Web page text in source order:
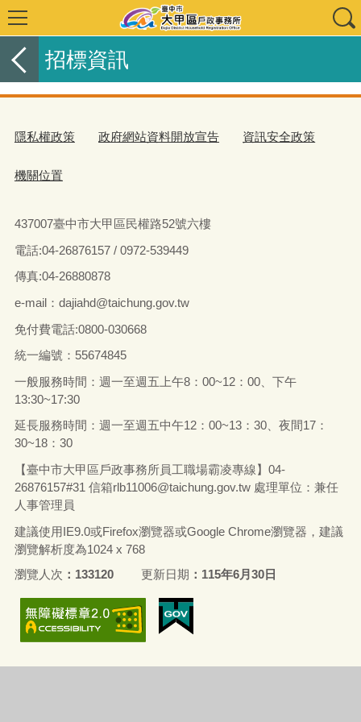
招標資訊
隱私權政策 政府網站資料開放宣告 資訊安全政策
機關位置
437007臺中市大甲區民權路52號六樓
電話:04-26876157 / 0972-539449
傳真:04-26880878
e-mail：dajiahd@taichung.gov.tw
免付費電話:0800-030668
統一編號：55674845
一般服務時間：週一至週五上午8：00~12：00、下午
13:30~17:30
延長服務時間：週一至週五中午12：00~13：30、夜間17：
30~18：30
【臺中市大甲區戶政事務所員工職場霸凌專線】04-
26876157#31 信箱rlb11006@taichung.gov.tw 處理單位：兼任
人事管理員
建議使用IE9.0或Firefox瀏覽器或Google Chrome瀏覽器，建議
瀏覽解析度為1024 x 768
瀏覽人次
133120 更新日期 115年6月30日